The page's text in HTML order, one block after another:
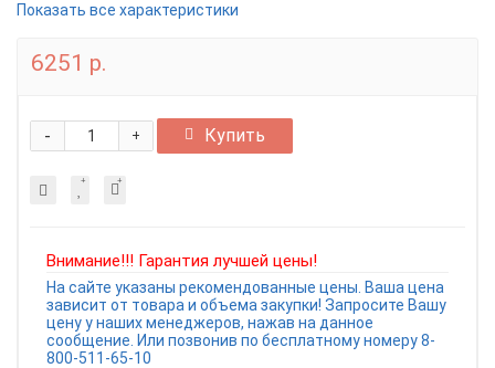
Показать все характеристики
6251 р.
+
- Купить
Внимание!!! Гарантия лучшей цены!
На сайте указаны рекомендованные цены. Ваша цена
зависит от товара и объема закупки! Запросите Вашу
цену у наших менеджеров, нажав на данное
сообщение. Или позвонив по бесплатному номеру 8-
800-511-65-10